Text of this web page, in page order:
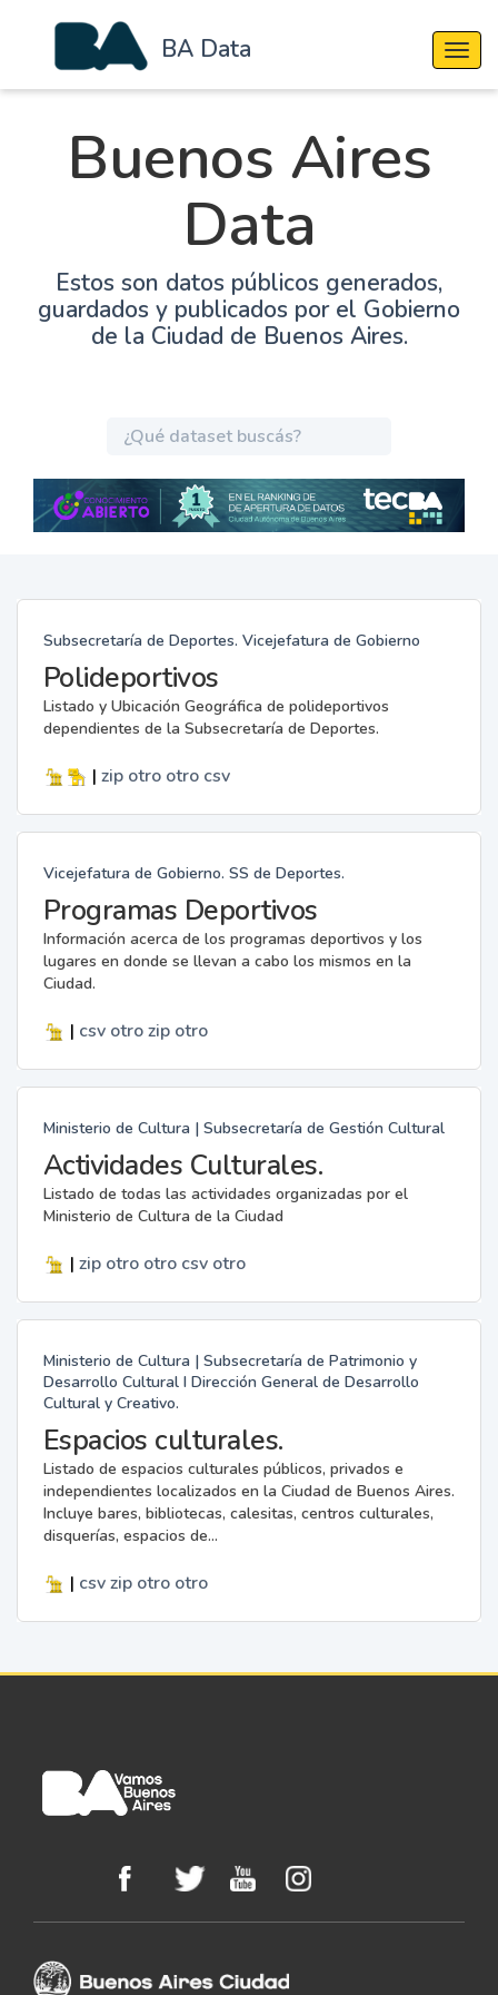
BA Data
Buenos Aires
Data
Estos son datos públicos generados,
guardados y publicados por el Gobierno
de la Ciudad de Buenos Aires.
Subsecretaría de Deportes. Vicejefatura de Gobierno
Polideportivos
Listado y Ubicación Geográfica de polideportivos
dependientes de la Subsecretaría de Deportes.
| zip otro otro csv
Vicejefatura de Gobierno. SS de Deportes.
Programas Deportivos
Información acerca de los programas deportivos y los
lugares en donde se llevan a cabo los mismos en la
Ciudad.
| csv otro zip otro
Ministerio de Cultura | Subsecretaría de Gestión Cultural
Actividades Culturales.
Listado de todas las actividades organizadas por el
Ministerio de Cultura de la Ciudad
| zip otro otro csv otro
Ministerio de Cultura | Subsecretaría de Patrimonio y
Desarrollo Cultural I Dirección General de Desarrollo
Cultural y Creativo.
Espacios culturales.
Listado de espacios culturales públicos, privados e
independientes localizados en la Ciudad de Buenos Aires.
Incluye bares, bibliotecas, calesitas, centros culturales,
disquerías, espacios de...
| csv zip otro otro